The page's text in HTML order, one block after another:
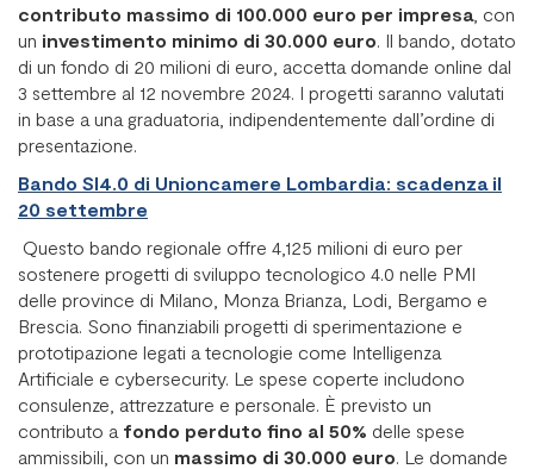
contributo massimo di 100.000 euro per impresa, con
un investimento minimo di 30.000 euro. Il bando, dotato
di un fondo di 20 milioni di euro, accetta domande online dal
3 settembre al 12 novembre 2024. I progetti saranno valutati
in base a una graduatoria, indipendentemente dall’ordine di
presentazione.
Bando SI4.0 di Unioncamere Lombardia: scadenza il
20 settembre
Questo bando regionale offre 4,125 milioni di euro per
sostenere progetti di sviluppo tecnologico 4.0 nelle PMI
delle province di Milano, Monza Brianza, Lodi, Bergamo e
Brescia. Sono finanziabili progetti di sperimentazione e
prototipazione legati a tecnologie come Intelligenza
Artificiale e cybersecurity. Le spese coperte includono
consulenze, attrezzature e personale. È previsto un
contributo a fondo perduto fino al 50% delle spese
ammissibili, con un massimo di 30.000 euro. Le domande